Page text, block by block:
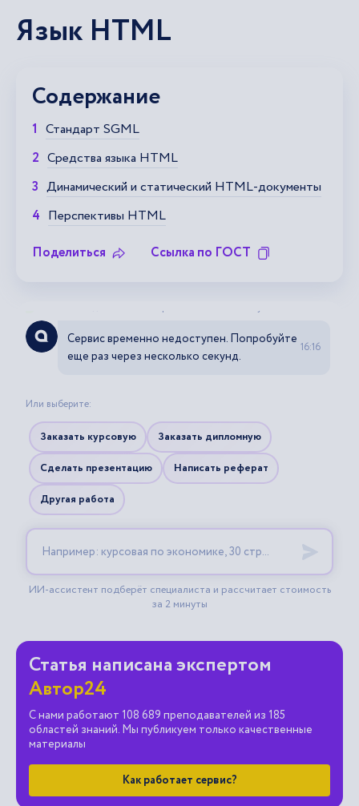
Язык HTML
Содержание
Стандарт SGML
Средства языка HTML
Динамический и статический HTML-документы
Перспективы HTML
Поделиться
Ссылка по ГОСТ
Статья написана экспертом
Автор24
С нами работают 108 689 преподавателей из 185
областей знаний. Мы публикуем только качественные
материалы
Как работает сервис?